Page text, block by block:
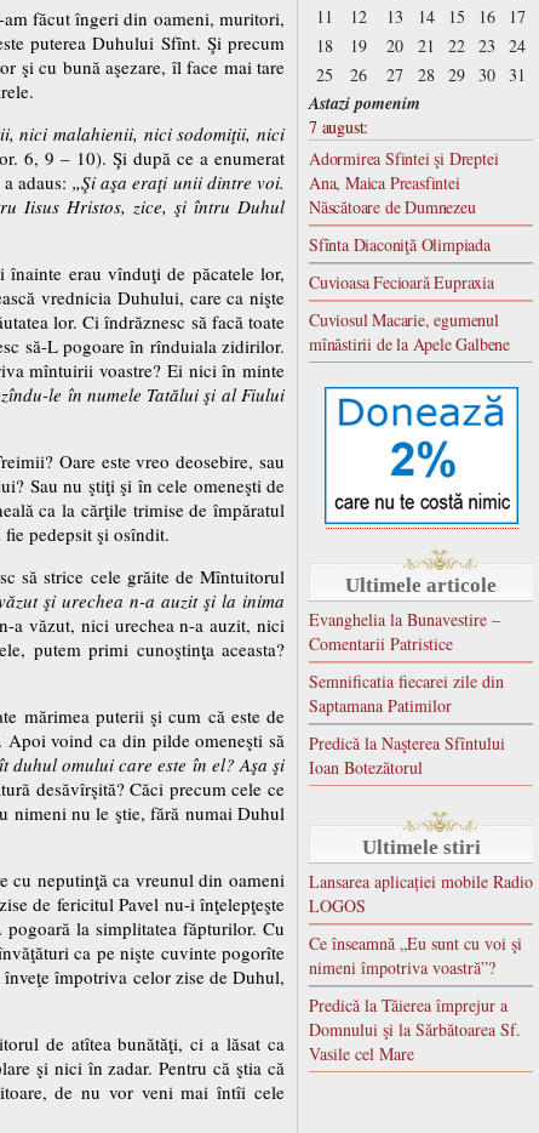
11
12 13 14 15 16
17
18
19 20 21 22 23
24
25
26 27 28 29 30 31
Astazi pomenim
7 august:
Adormirea Sfintei şi Dreptei
Ana, Maica Preasfintei
Născătoare de Dumnezeu
Sfînta Diaconiţă Olimpiada
Cuvioasa Fecioară Eupraxia
Cuviosul Macarie, egumenul
mînăstirii de la Apele Galbene
Ultimele articole
Evanghelia la Bunavestire –
Comentarii Patristice
Semnificatia fiecarei zile din
Saptamana Patimilor
Predică la Naşterea Sfîntului
Ioan Botezătorul
Ultimele stiri
Lansarea aplicației mobile Radio
LOGOS
Ce înseamnă „Eu sunt cu voi şi
nimeni împotriva voastră”?
Predică la Tăierea împrejur a
Domnului şi la Sărbătoarea Sf.
Vasile cel Mare
făcut îngeri din oameni, muritori,
puterea Duhului Sfînt. Şi precum
şi cu bună aşezare, îl face mai tare
nici malahienii, nici sodomiţii, nici
6, 9 – 10). Şi după ce a enumerat
adaus: „Şi aşa eraţi unii dintre voi.
Iisus Hristos, zice, şi întru Duhul
erau vînduţi de păcatele lor,
vrednicia Duhului, care ca nişte
lor. Ci îndrăznesc să facă toate
să-L pogoare în rînduiala zidirilor.
mîntuirii voastre? Ei nici în minte
le în numele Tatălui şi al Fiului
Oare este vreo deosebire, sau
Sau nu ştiţi şi în cele omeneşti de
ca la cărţile trimise de împăratul
fie pedepsit şi osîndit.
să strice cele grăite de Mîntuitorul
şi urechea n-a auzit şi la inima
a văzut, nici urechea n-a auzit, nici
putem primi cunoştinţa aceasta?
mărimea puterii şi cum că este de
. Apoi voind ca din pilde omeneşti să
duhul omului care este în el? Aşa şi
desăvîrşită? Căci precum cele ce
nimeni nu le ştie, fără numai Duhul
cu neputinţă ca vreunul din oameni
de fericitul Pavel nu-i înţelepţeşte
la simplitatea făpturilor. Cu
ca pe nişte cuvinte pogorîte
împotriva celor zise de Duhul,
de atîtea bunătăţi, ci a lăsat ca
şi nici în zadar. Pentru că ştia că
de nu vor veni mai întîi cele